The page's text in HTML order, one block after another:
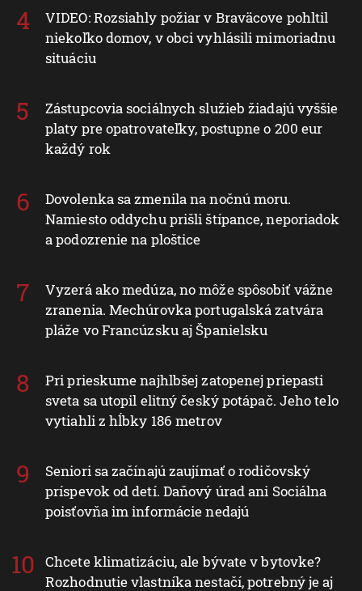
strednej Európy: Najvyššiu hodnotu namerali v
obci Dolné Plachtince
niekoľko domov, v obci vyhlásili mimoriadnu
situáciu
platy pre opatrovateľky, postupne o 200 eur
každý rok
Namiesto oddychu prišli štípance, neporiadok
a podozrenie na ploštice
zranenia. Mechúrovka portugalská zatvára
pláže vo Francúzsku aj Španielsku
sveta sa utopil elitný český potápač. Jeho telo
vytiahli z hĺbky 186 metrov
príspevok od detí. Daňový úrad ani Sociálna
poisťovňa im informácie nedajú